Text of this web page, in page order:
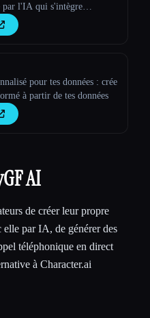
par l'IA qui s'intègre
données pour fournir des
à toi, à tes clients ou à
pour tes données : crée
à partir de tes données
AI
de créer leur propre
par IA, de générer des
téléphonique en direct
à Character.ai